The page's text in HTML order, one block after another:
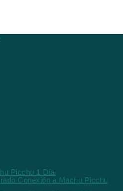
Picchu 1 Día
Conexión a Machu Picchu